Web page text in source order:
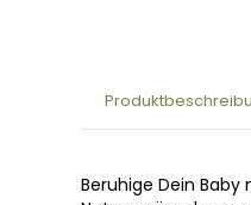
Beruhige Dein Baby